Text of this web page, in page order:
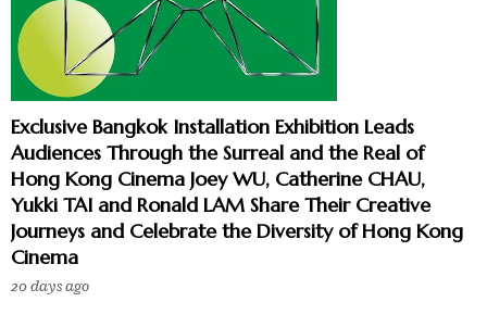
Exclusive Bangkok Installation Exhibition Leads
Audiences Through the Surreal and the Real of
Hong Kong Cinema Joey WU, Catherine CHAU,
Yukki TAI and Ronald LAM Share Their Creative
Journeys and Celebrate the Diversity of Hong Kong
Cinema
20 days ago